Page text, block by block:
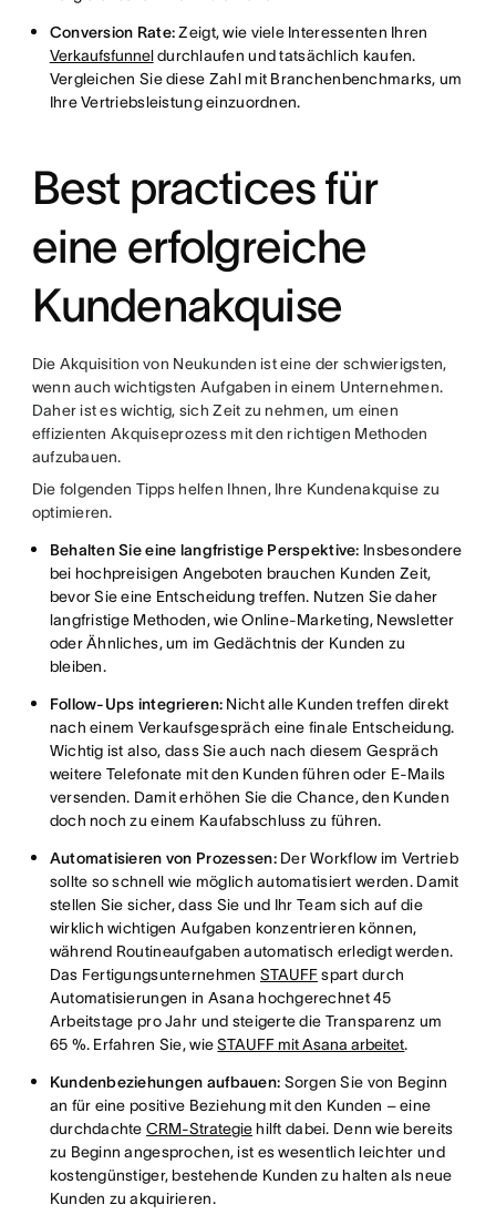
Conversion Rate:Zeigt, wie viele Interessenten Ihren
Verkaufsfunneldurchlaufen und tatsächlich kaufen.
Vergleichen Sie diese Zahl mit Branchenbenchmarks, um
Ihre Vertriebsleistung einzuordnen.
Best practices für
eine erfolgreiche
Kundenakquise
Die Akquisition von Neukunden ist eine der schwierigsten,
wenn auch wichtigsten Aufgaben in einem Unternehmen.
Daher ist es wichtig, sich Zeit zu nehmen, um einen
effizienten Akquiseprozess mit den richtigen Methoden
aufzubauen.
Die folgenden Tipps helfen Ihnen, Ihre Kundenakquise zu
optimieren.
Behalten Sie eine langfristige Perspektive: Insbesondere
bei hochpreisigen Angeboten brauchen Kunden Zeit,
bevor Sie eine Entscheidung treffen. Nutzen Sie daher
langfristige Methoden, wie Online-Marketing, Newsletter
oder Ähnliches, um im Gedächtnis der Kunden zu
bleiben.
Follow-Ups integrieren: Nicht alle Kunden treffen direkt
nach einem Verkaufsgespräch eine finale Entscheidung.
Wichtig ist also, dass Sie auch nach diesem Gespräch
weitere Telefonate mit den Kunden führen oder E-Mails
versenden. Damit erhöhen Sie die Chance, den Kunden
doch noch zu einem Kaufabschluss zu führen.
Automatisieren von Prozessen:Der Workflow im Vertrieb
sollte so schnell wie möglich automatisiert werden. Damit
stellen Sie sicher, dass Sie und Ihr Team sich auf die
wirklich wichtigen Aufgaben konzentrieren können,
während Routineaufgaben automatisch erledigt werden.
Das Fertigungsunternehmen STAUFFspart durch
Automatisierungen in Asana hochgerechnet 45
Arbeitstage pro Jahr und steigerte die Transparenz um
65 %. Erfahren Sie, wieSTAUFF mit Asana arbeitet.
Kundenbeziehungen aufbauen: Sorgen Sie von Beginn
an für eine positive Beziehung mit den Kunden – eine
durchdachteCRM-Strategiehilft dabei. Denn wie bereits
zu Beginn angesprochen, ist es wesentlich leichter und
kostengünstiger, bestehende Kunden zu halten als neue
Kunden zu akquirieren.